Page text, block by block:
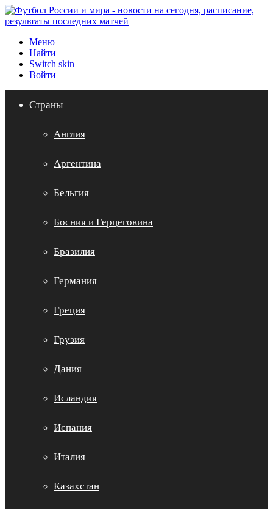
Меню
Найти
Switch skin
Войти
Страны
Англия
Аргентина
Бельгия
Босния и Герцеговина
Бразилия
Германия
Греция
Грузия
Дания
Исландия
Испания
Италия
Казахстан